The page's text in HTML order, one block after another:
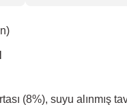
(8%), suyu alınmış